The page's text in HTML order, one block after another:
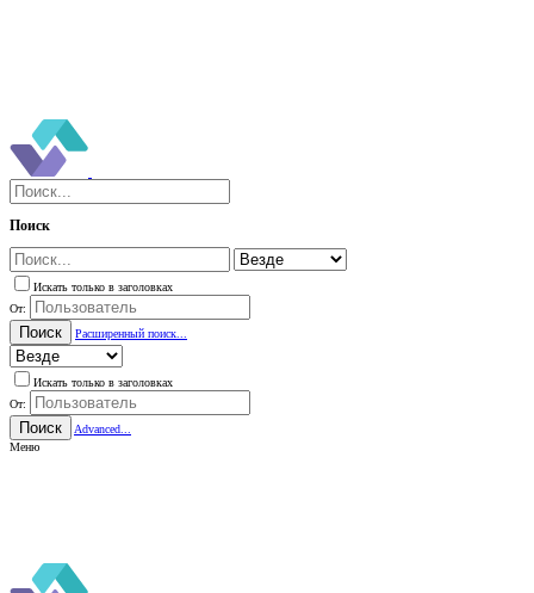
Поиск
Искать только в заголовках
От:
Поиск Расширенный поиск...
Искать только в заголовках
От:
Поиск
Advanced...
Меню